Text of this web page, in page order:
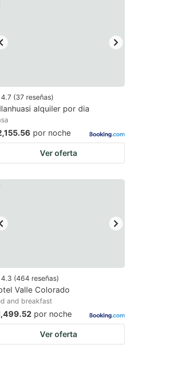
4.7 (37 reseñas)
alquiler por dia
por noche
Ver oferta
4.3 (464 reseñas)
Valle Colorado
and breakfast
por noche
Ver oferta